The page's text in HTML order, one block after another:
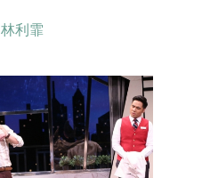
林利霏